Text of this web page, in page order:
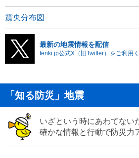
震央分布図
最新の地震情報を配信
tenki.jp公式X（旧Twitter）をご利用く
「知る防災」地震
いざという時にあわてない
確かな情報と行動で防災力